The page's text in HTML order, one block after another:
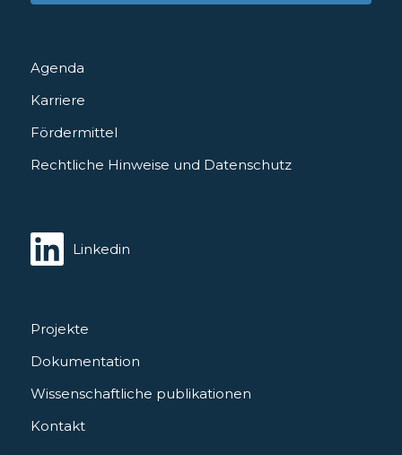
Projekte
Dokumentation
Wissenschaftliche publikationen
Kontakt
Agenda
Karriere
Fördermittel
Rechtliche Hinweise und Datenschutz
Linkedin